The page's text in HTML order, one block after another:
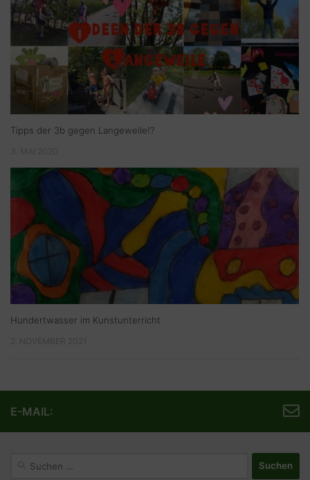
Tipps der 3b gegen Langeweile!?
Hundertwasser im Kunstunterricht
E-MAIL:
nach: